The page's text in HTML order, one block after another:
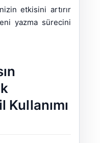
etkisini artırır
yazma sürecini